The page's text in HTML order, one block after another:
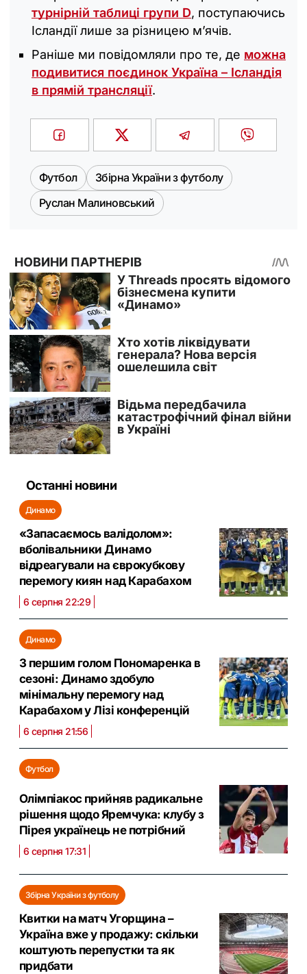
турнірній таблиці групи D, поступаючись
Ісландії лише за різницею м’ячів.
Раніше ми повідомляли про те, де можна
подивитися поєдинок Україна – Ісландія
в прямій трансляції.
Футбол
Збірна України з футболу
Руслан Малиновський
Останні новини
Динамо
«Запасаємось валідолом»:
вболівальники Динамо
відреагували на єврокубкову
перемогу киян над Карабахом
6 серпня 22:29
Динамо
З першим голом Пономаренка в
сезоні: Динамо здобуло
мінімальну перемогу над
Карабахом у Лізі конференцій
6 серпня 21:56
Футбол
Олімпіакос прийняв радикальне
рішення щодо Яремчука: клубу з
Пірея українець не потрібний
6 серпня 17:31
Збірна України з футболу
Квитки на матч Угорщина –
Україна вже у продажу: скільки
коштують перепустки та як
придбати